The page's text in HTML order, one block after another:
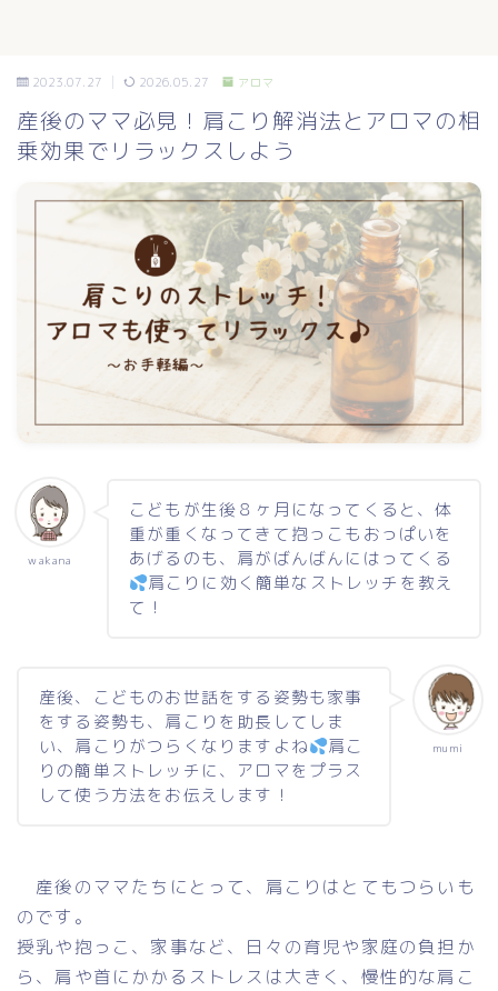
2023.07.27 2026.05.27 アロマ
産後のママ必見！肩こり解消法とアロマの相
乗効果でリラックスしよう
wakana
こどもが生後８ヶ月になってくると、体
重が重くなってきて抱っこもおっぱいを
あげるのも、肩がばんばんにはってくる
肩こりに効く簡単なストレッチを教え
て！
mumi
産後、こどものお世話をする姿勢も家事
をする姿勢も、肩こりを助長してしま
い、肩こりがつらくなりますよね
肩こ
りの簡単ストレッチに、アロマをプラス
して使う方法をお伝えします！
産後のママたちにとって、肩こりはとてもつらいも
のです。
授乳や抱っこ、家事など、日々の育児や家庭の負担か
ら、肩や首にかかるストレスは大きく、慢性的な肩こ